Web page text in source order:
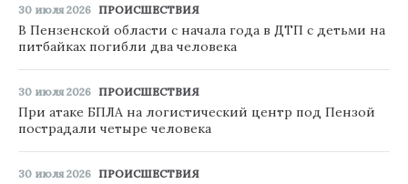
30 июля 2026 ПРОИСШЕСТВИЯ
В Пензенской области с начала года в ДТП с детьми на
питбайках погибли два человека
30 июля 2026 ПРОИСШЕСТВИЯ
При атаке БПЛА на логистический центр под Пензой
пострадали четыре человека
30 июля 2026 ПРОИСШЕСТВИЯ